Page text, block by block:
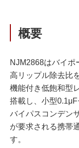
概要
NJM2868はバイポ
高リップル除去比
機能付き低飽和型
搭載し、小型
バイパスコンデン
が要求される携帯
す。